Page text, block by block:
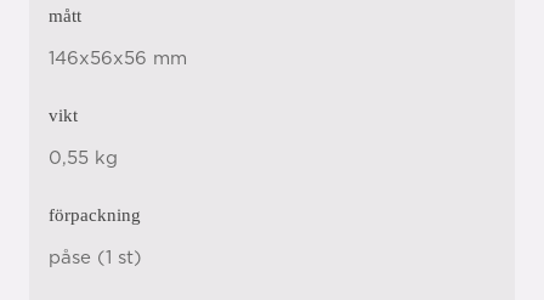
mått
146x56x56 mm
vikt
0,55 kg
förpackning
påse (1 st)